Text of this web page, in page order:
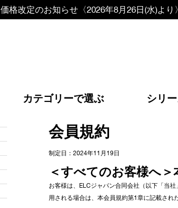
価格改定のお知らせ〈2026年8月26日(水)より〉
カテゴリーで選ぶ シリ
会員規約
制定日：2024年11月19日
＜すべてのお客様へ＞
お客様は、ELCジャパン合同会社（以下「当
用される場合は、本会員規約第1章に記載され